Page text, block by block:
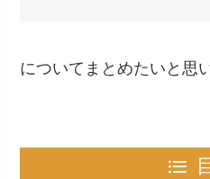
についてまとめたいと思